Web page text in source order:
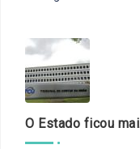
O Estado ficou mais complexo. O controle precisa acompanhar